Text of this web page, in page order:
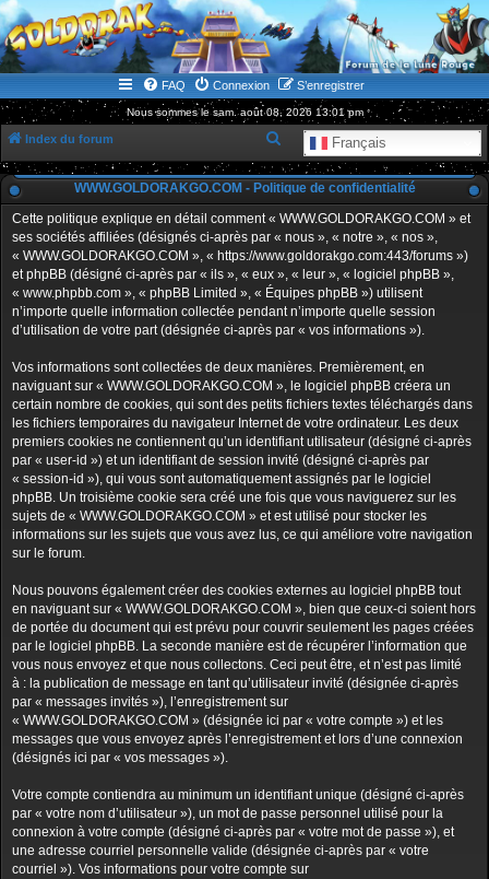
WWW.GOLDORAKGO.COM
le site de la Lune Rouge
FAQ Connexion S’enregistrer
Nous sommes le sam. août 08, 2026 13:01 pm
Index du forum Français
e
c
h
e
c
r
WWW.GOLDORAKGO.COM - Politique de confidentialité
Cette politique explique en détail comment « WWW.GOLDORAKGO.COM » et
ses sociétés affiliées (désignés ci-après par « nous », « notre », « nos »,
« WWW.GOLDORAKGO.COM », « https://www.goldorakgo.com:443/forums »)
et phpBB (désigné ci-après par « ils », « eux », « leur », « logiciel phpBB »,
« www.phpbb.com », « phpBB Limited », « Équipes phpBB ») utilisent
n’importe quelle information collectée pendant n’importe quelle session
d’utilisation de votre part (désignée ci-après par « vos informations »).
Vos informations sont collectées de deux manières. Premièrement, en
naviguant sur « WWW.GOLDORAKGO.COM », le logiciel phpBB créera un
certain nombre de cookies, qui sont des petits fichiers textes téléchargés dans
les fichiers temporaires du navigateur Internet de votre ordinateur. Les deux
premiers cookies ne contiennent qu’un identifiant utilisateur (désigné ci-après
par « user-id ») et un identifiant de session invité (désigné ci-après par
« session-id »), qui vous sont automatiquement assignés par le logiciel
phpBB. Un troisième cookie sera créé une fois que vous naviguerez sur les
sujets de « WWW.GOLDORAKGO.COM » et est utilisé pour stocker les
informations sur les sujets que vous avez lus, ce qui améliore votre navigation
sur le forum.
Nous pouvons également créer des cookies externes au logiciel phpBB tout
en naviguant sur « WWW.GOLDORAKGO.COM », bien que ceux-ci soient hors
de portée du document qui est prévu pour couvrir seulement les pages créées
par le logiciel phpBB. La seconde manière est de récupérer l’information que
vous nous envoyez et que nous collectons. Ceci peut être, et n’est pas limité
à : la publication de message en tant qu’utilisateur invité (désignée ci-après
par « messages invités »), l’enregistrement sur
« WWW.GOLDORAKGO.COM » (désignée ici par « votre compte ») et les
messages que vous envoyez après l’enregistrement et lors d’une connexion
(désignés ici par « vos messages »).
Votre compte contiendra au minimum un identifiant unique (désigné ci-après
par « votre nom d’utilisateur »), un mot de passe personnel utilisé pour la
connexion à votre compte (désigné ci-après par « votre mot de passe »), et
une adresse courriel personnelle valide (désignée ci-après par « votre
courriel »). Vos informations pour votre compte sur